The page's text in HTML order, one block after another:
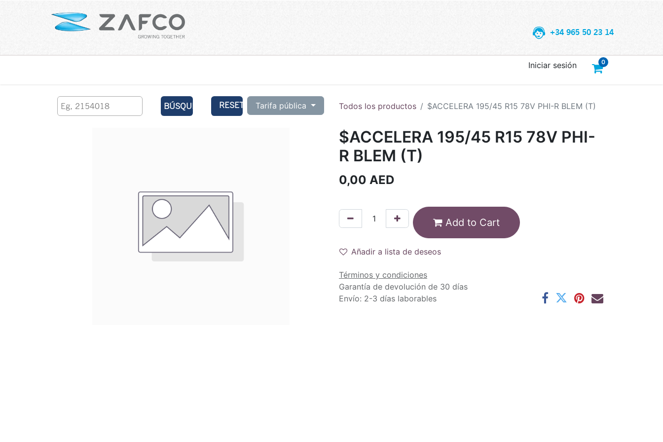
+34 965 50 23 14
0
Iniciar sesión
BÚSQUEDA RESET Tarifa pública Todos los productos $ACCELERA 195/45 R15 78V PHI-R BLEM (T)
$ACCELERA 195/45 R15 78V PHI-
R BLEM (T)
0,00 AED
Add to Cart
Añadir a lista de deseos
Términos y condiciones
Garantía de devolución de 30 días
Envío: 2-3 días laborables